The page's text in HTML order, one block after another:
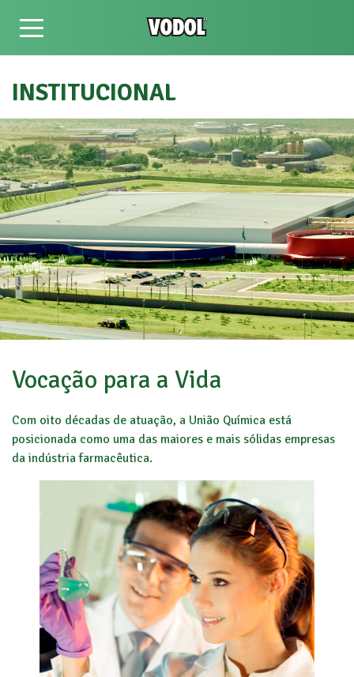
INSTITUCIONAL
Vocação para a Vida
Com oito décadas de atuação, a União Química está
posicionada como uma das maiores e mais sólidas empresas
da indústria farmacêutica.